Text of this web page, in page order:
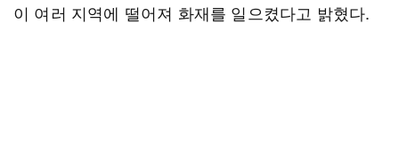
이 여러 지역에 떨어져 화재를 일으켰다고 밝혔다.